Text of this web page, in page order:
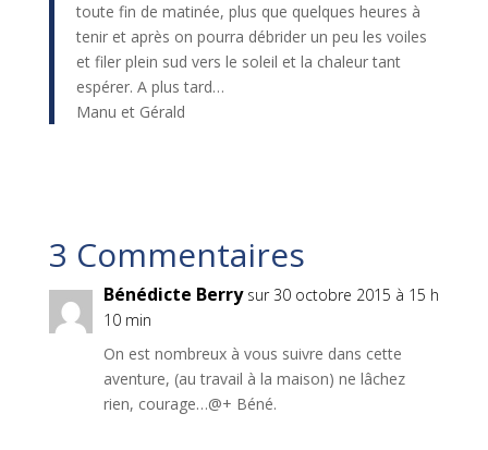
toute fin de matinée, plus que quelques heures à
tenir et après on pourra débrider un peu les voiles
et filer plein sud vers le soleil et la chaleur tant
espérer. A plus tard…
Manu et Gérald
3 Commentaires
Bénédicte Berry sur 30 octobre 2015 à 15 h
10 min
On est nombreux à vous suivre dans cette
aventure, (au travail à la maison) ne lâchez
rien, courage…@+ Béné.